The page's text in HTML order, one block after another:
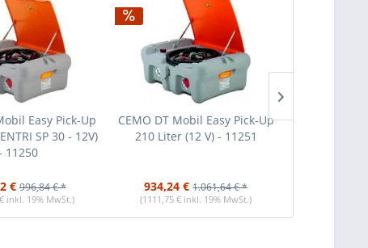
Easy Pick-Up
SP 30 - 12V)
11250
€ 996,84 € *
inkl. 19% MwSt.)
CEMO DT Mobil Easy Pick-Up
210 Liter (12 V) - 11251
934,24 € 1.061,64 € *
(1111,75 € inkl. 19% MwSt.)